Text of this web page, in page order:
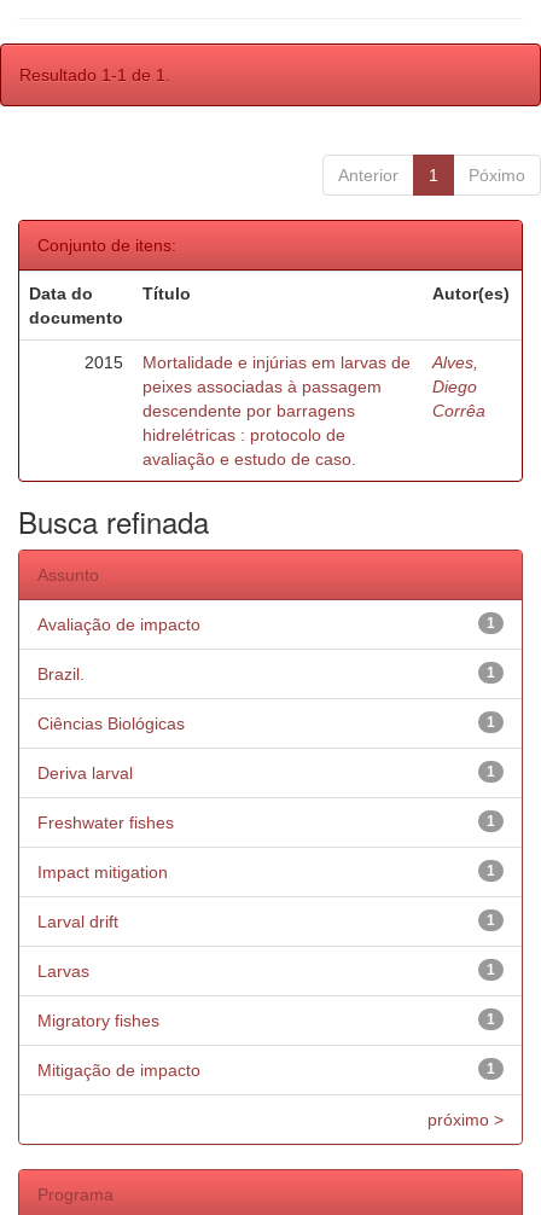
Resultado 1-1 de 1.
Anterior 1 Póximo
Conjunto de itens:
Data do
documento
Título Autor(es)
2015
Mortalidade e injúrias em larvas de
peixes associadas à passagem
descendente por barragens
hidrelétricas : protocolo de
avaliação e estudo de caso.
Alves,
Diego
Corrêa
Busca refinada
Assunto
1
Avaliação de impacto
1
Brazil.
1
Ciências Biológicas
1
Deriva larval
1
Freshwater fishes
1
Impact mitigation
1
Larval drift
1
Larvas
1
Migratory fishes
1
Mitigação de impacto
próximo >
Programa